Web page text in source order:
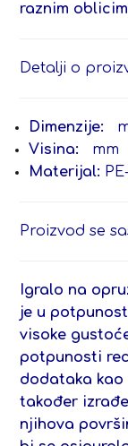
raznim
Detalji o
Dimenzije:
Visina: mm
Materijal:
Proizvod se
Igralo na
je u
visoke
potpunosti
dodataka kao
također
njihova